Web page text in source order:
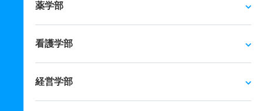
薬学部
看護学部
経営学部